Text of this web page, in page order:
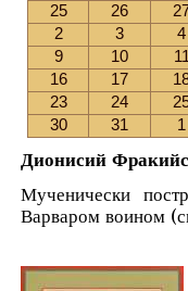
25
26
2
3 4
9
10 11
16
17
23
24
30
31 1
Дионисий
Мученически
Варваром воином